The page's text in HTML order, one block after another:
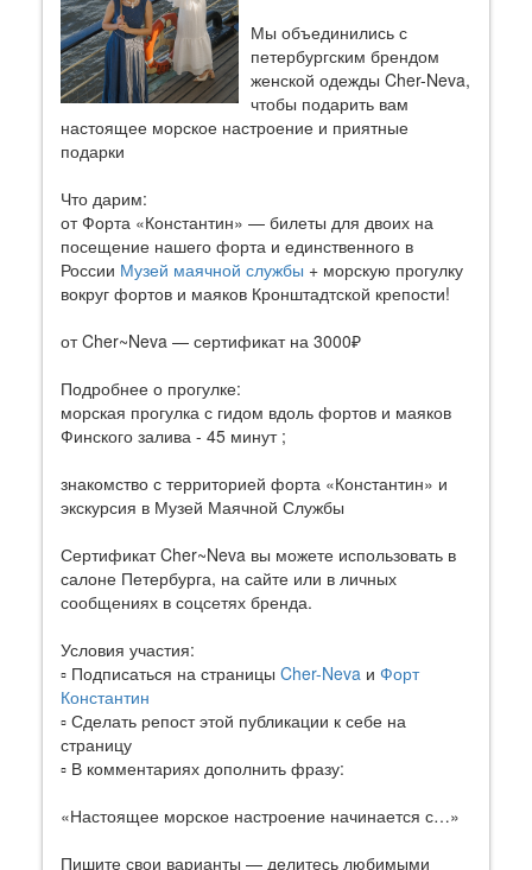
Мы объединились с
петербургским брендом
женской одежды Cher-Neva,
чтобы подарить вам
настоящее морское настроение и приятные
подарки
Что дарим:
от Форта «Константин» — билеты для двоих на
посещение нашего форта и единственного в
России Музей маячной службы + морскую прогулку
вокруг фортов и маяков Кронштадтской крепости!
от Cher~Neva — сертификат на 3000₽
Подробнее о прогулке:
морская прогулка с гидом вдоль фортов и маяков
Финского залива - 45 минут ;
знакомство с территорией форта «Константин» и
экскурсия в Музей Маячной Службы
Сертификат Cher~Neva вы можете использовать в
салоне Петербурга, на сайте или в личных
сообщениях в соцсетях бренда.
Условия участия:
▫ Подписаться на страницы Cher-Neva и Форт
Константин
▫ Сделать репост этой публикации к себе на
страницу
▫ В комментариях дополнить фразу:
«Настоящее морское настроение начинается с…»
Пишите свои варианты — делитесь любимыми